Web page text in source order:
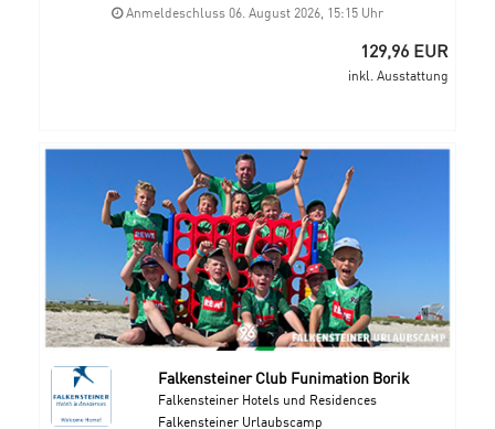
Anmeldeschluss 06. August 2026, 15:15 Uhr
129,96 EUR
inkl. Ausstattung
Falkensteiner Club Funimation Borik
Falkensteiner Hotels und Residences
Falkensteiner Urlaubscamp